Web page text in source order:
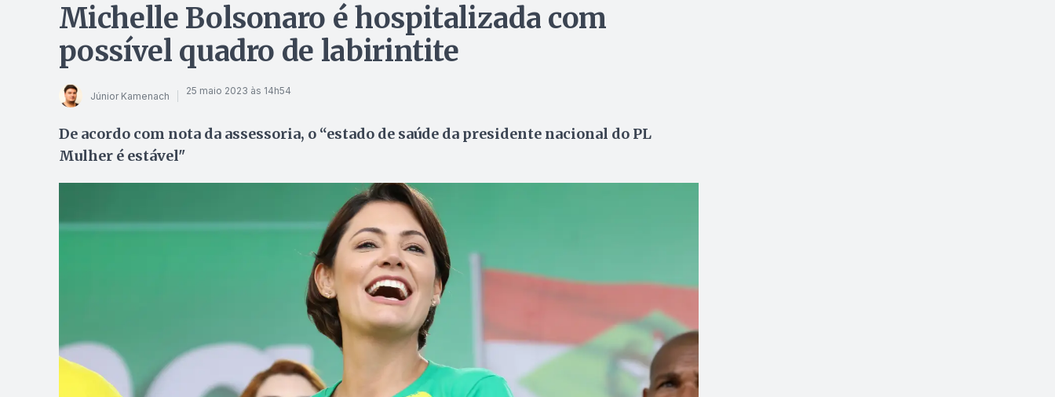
Michelle Bolsonaro é hospitalizada com
possível quadro de labirintite
Júnior Kamenach 25 maio 2023 às 14h54
De acordo com nota da assessoria, o “estado de saúde da presidente nacional do PL
Mulher é estável"